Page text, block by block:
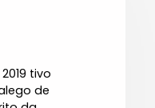
tivo
de